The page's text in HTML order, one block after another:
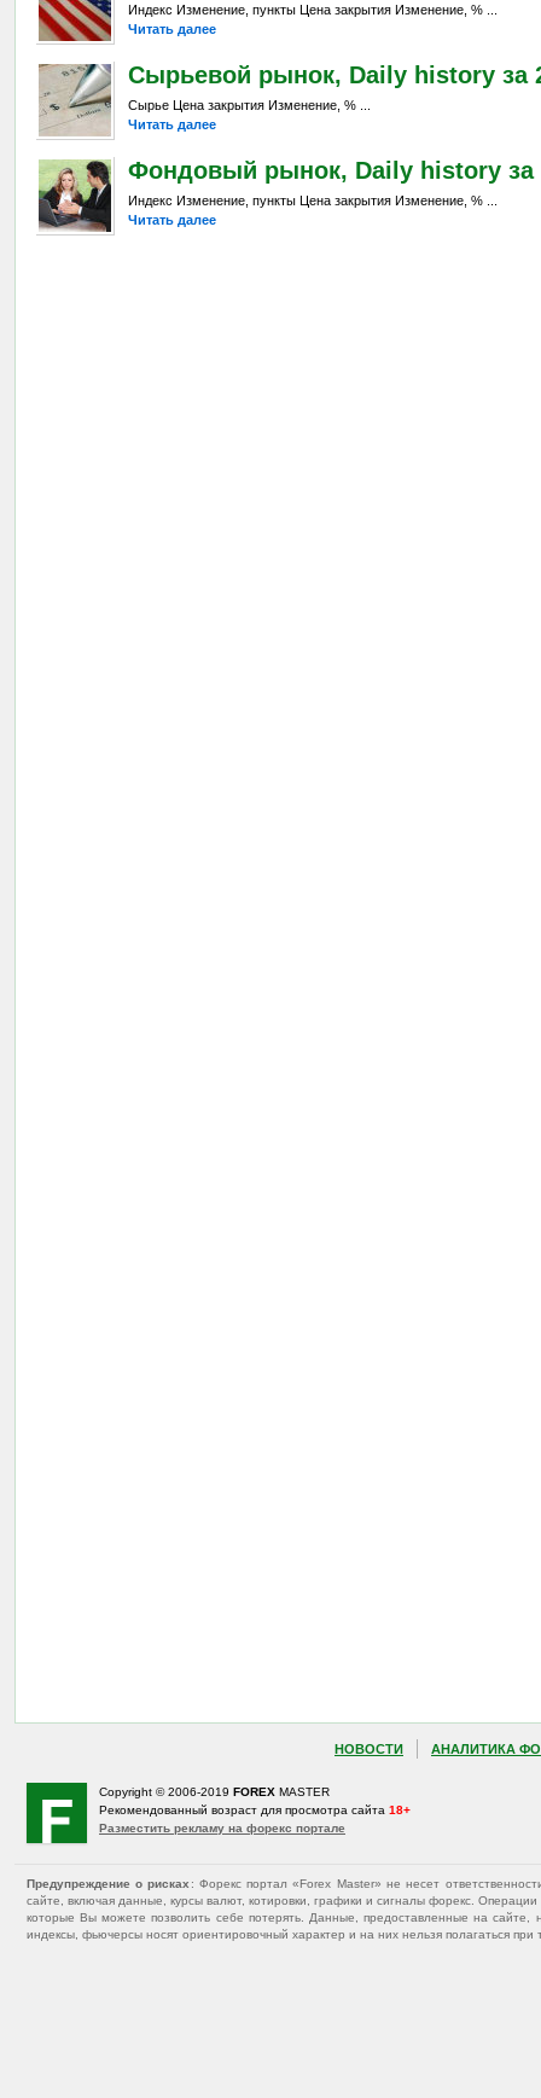
Индекс Изменение, пункты Цена закрытия Изменение, % ...
Читать далее
Сырьевой рынок, Daily history за
Сырье Цена закрытия Изменение, % ...
Читать далее
Фондовый рынок, Daily history за
Индекс Изменение, пункты Цена закрытия Изменение, % ...
Читать далее
НОВОСТИ АНАЛИТИКА
Copyright © 2006-2019 FOREX MASTER
Рекомендованный возраст для просмотра сайта 18+
Разместить рекламу на форекс портале
Предупреждение о рисках : Форекс портал «Forex Master» не несет
сайте, включая данные, курсы валют, котировки, графики и сигналы форекс.
которые Вы можете позволить себе потерять. Данные, предоставленные на
индексы, фьючерсы носят ориентировочный характер и на них нельзя полагаться при